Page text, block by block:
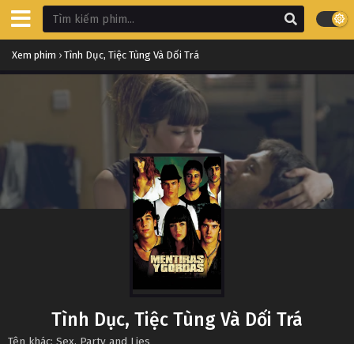
Xem phim › Tình Dục, Tiệc Tùng Và Dối Trá
Tình Dục, Tiệc Tùng Và Dối Trá